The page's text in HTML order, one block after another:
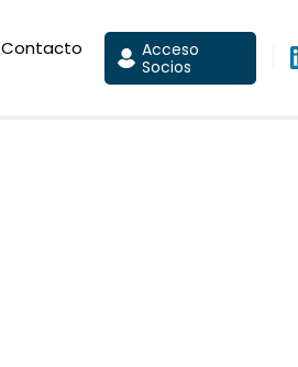
Contacto
Acceso
Socios